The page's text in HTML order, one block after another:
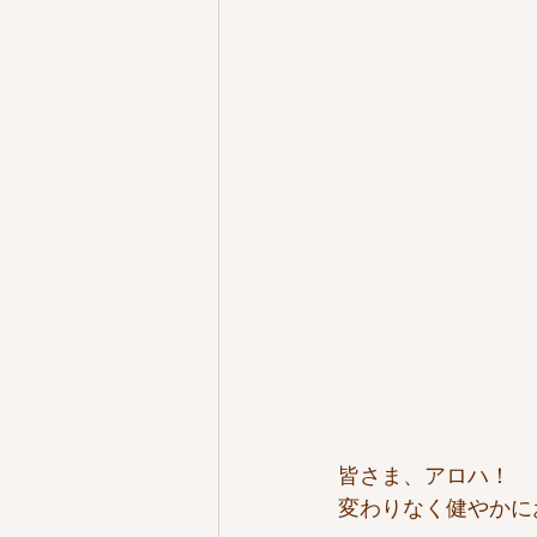
皆さま、アロハ！
変わりなく健やかに